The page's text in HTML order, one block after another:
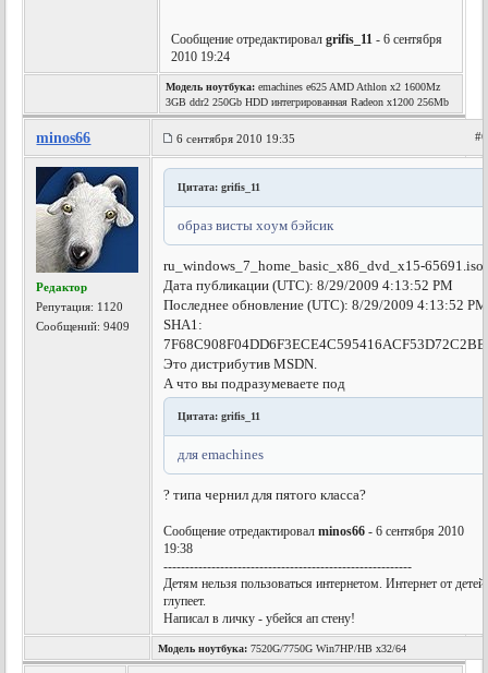
Сообщение отредактировалgrifis_11 - 6 сентября
2010 19:24
Модель ноутбука: emachines e625 AMD Athlon x2 1600Mz
3GB ddr2 250Gb HDD интегрированная Radeon x1200 256Mb
minos66 6 сентября 2010 19:35
Редактор
Репутация: 1120
Сообщений: 9409
Цитата: grifis_11
образ висты хоум бэйсик
ru_windows_7_home_basic_x86_dvd_x15-65691.iso
Дата публикации (UTC): 8/29/2009 4:13:52 PM
Последнее обновление (UTC): 8/29/2009 4:13:52 PM
SHA1:
Это дистрибутив MSDN.
А что вы подразумеваете под
Цитата: grifis_11
для emachines
? типа чернил для пятого класса?
Сообщение отредактировалminos66 - 6 сентября 2010
19:38
---------------------------------------------------------
Детям нельзя пользоваться интернетом. Интернет от детей
глупеет.
Написал в личку - убейся ап стену!
Модель ноутбука: 7520G/7750G Win7HP/HB x32/64